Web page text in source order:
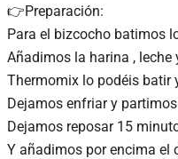
👉Preparación:
Para el bizcocho batimos
Añadimos la harina ,
Thermomix lo podéis batir
Dejamos enfriar y
Dejamos reposar 15
Y añadimos por encima el